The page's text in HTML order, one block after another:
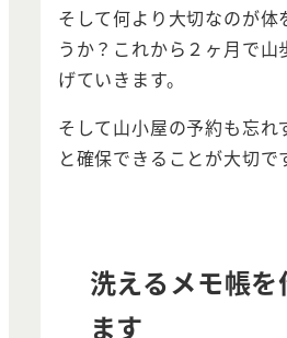
そして何より大切なのが体
うか？これから２ヶ月で山
げていきます。
そして山小屋の予約も忘れ
と確保できることが大切で
洗えるメモ帳を
ます